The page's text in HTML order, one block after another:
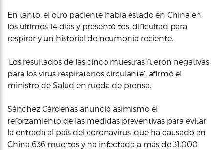
En tanto, el otro paciente había estado en China en
los últimos 14 días y presentó tos, dificultad para
respirar y un historial de neumonía reciente.
‘Los resultados de las cinco muestras fueron negativas
para los virus respiratorios circulante’, afirmó el
ministro de Salud en rueda de prensa.
Sánchez Cárdenas anunció asimismo el
reforzamiento de las medidas preventivas para evitar
la entrada al país del coronavirus, que ha causado en
China 636 muertos y ha infectado a más de 31.000